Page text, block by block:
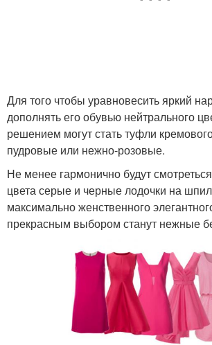
Для того чтобы уравновесить яркий
дополнять его обувью нейтрального
решением могут стать туфли
пудровые или нежно-розовые.
Не менее гармонично будут
цвета серые и черные лодочки на
максимально женственного
прекрасным выбором станут нежные